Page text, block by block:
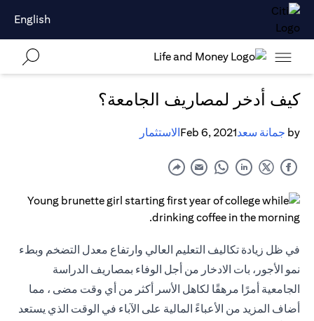
English
كيف أدخر لمصاريف الجامعة؟
by جمانة سعدFeb 6, 2021الاستثمار
في ظل زيادة تكاليف التعليم العالي وارتفاع معدل التضخم وبطء
نمو الأجور، بات الادخار من أجل الوفاء بمصاريف الدراسة
الجامعية أمرًا مرهقًا لكاهل الأسر أكثر من أي وقت مضى ، مما
أضاف المزيد من الأعباءً المالية على الآباء في الوقت الذي يستعد